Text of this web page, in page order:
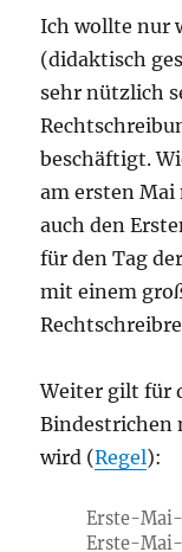
Ich wollte nur
(didaktisch
sehr nützlich
beschäftigt.
am ersten
auch den
für den Tag
mit einem
Weiter gilt für
Bindestrichen
wird (Regel):
Erste-
Erste-